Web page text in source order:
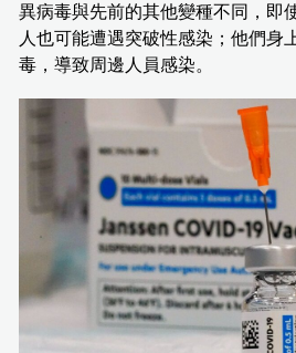
異病毒與先前的其他變種不同，即
人也可能遭遇突破性感染；他們身
毒，導致周邊人員感染。